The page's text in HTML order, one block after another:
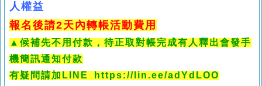
人權益
報名後請2天內轉帳活動費用
▲候補先不用付款，待正取對帳完成有人釋出會發手
機簡訊通知付款
有疑問請加LINE https://lin.ee/adYdLOO